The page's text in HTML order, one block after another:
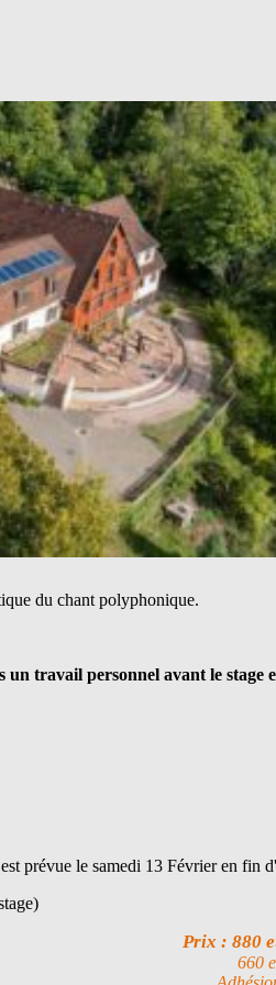
du chant polyphonique.
un travail personnel avant le stage
prévue le samedi 13 Février en fin
Prix : 880
660